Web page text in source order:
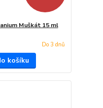
Muškát 15 ml
Do 3 dnů
košíku